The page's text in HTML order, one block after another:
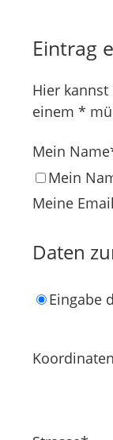
Eintrag
Hier
einem *
Mein
Mein
Meine
Daten
Eingabe
Koordinaten